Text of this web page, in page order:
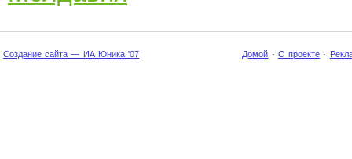
Создание сайта — ИА Юника '07 Домой · О проекте ·